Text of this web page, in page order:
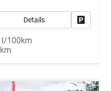
Details
l/100km